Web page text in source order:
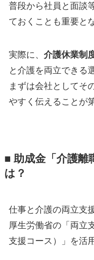
普段から社員と面談
ておくことも重要と
実際に、 介護休業制
と介護を両立できる
まずは会社としてそ
やすく伝えることが
■ 助成金「介護離
は？
仕事と介護の両立支
厚生労働省の「両立
支援コース）」を活